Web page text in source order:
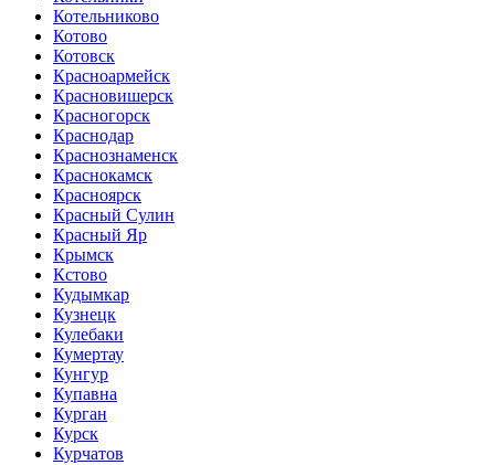
Котельниково
Котово
Котовск
Красноармейск
Красновишерск
Красногорск
Краснодар
Краснознаменск
Краснокамск
Красноярск
Красный Сулин
Красный Яр
Крымск
Кстово
Кудымкар
Кузнецк
Кулебаки
Кумертау
Кунгур
Купавна
Курган
Курск
Курчатов